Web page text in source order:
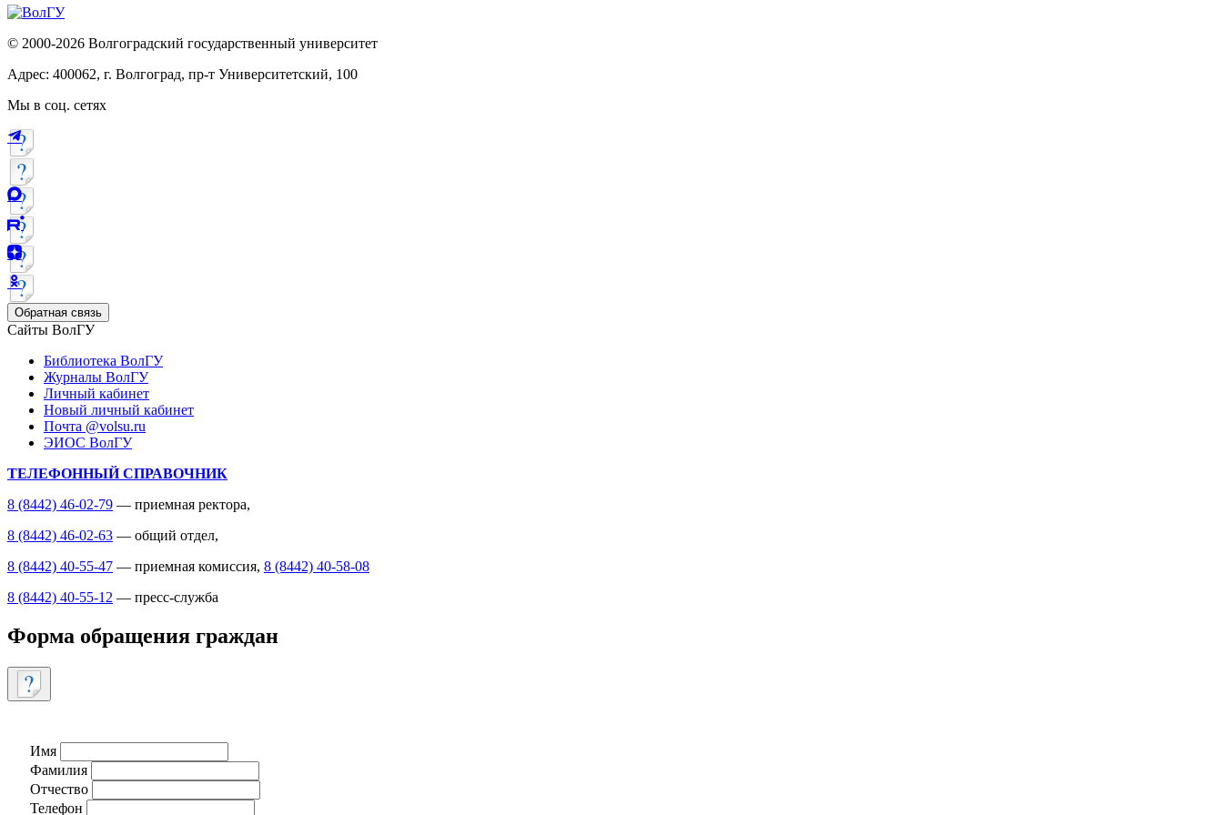
© 2000-2026 Волгоградский государственный университет
Адрес: 400062, г. Волгоград, пр-т Университетский, 100
Мы в соц. сетях
Обратная связь
Сайты ВолГУ
Библиотека ВолГУ
Журналы ВолГУ
Личный кабинет
Новый личный кабинет
Почта @volsu.ru
ЭИОС ВолГУ
ТЕЛЕФОННЫЙ СПРАВОЧНИК
8 (8442) 46-02-79 — приемная ректора,
8 (8442) 46-02-63 — общий отдел,
8 (8442) 40-55-47 — приемная комиссия, 8 (8442) 40-58-08
8 (8442) 40-55-12 — пресс-служба
Форма обращения граждан
Имя
Фамилия
Отчество
Телефон